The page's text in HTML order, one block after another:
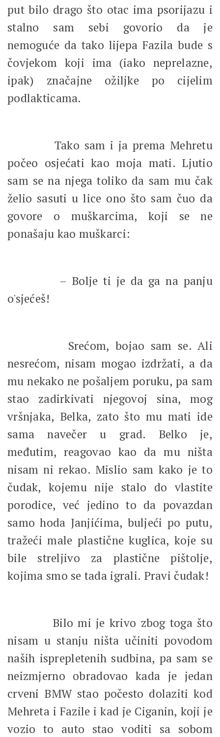
put bilo drago što otac ima psorijazu i
stalno sam sebi govorio da je
nemoguće da tako lijepa Fazila bude s
čovjekom koji ima (iako neprelazne,
ipak) značajne ožiljke po cijelim
podlakticama.
Tako sam i ja prema Mehretu
počeo osjećati kao moja mati. Ljutio
sam se na njega toliko da sam mu čak
želio sasuti u lice ono što sam čuo da
govore o muškarcima, koji se ne
ponašaju kao muškarci:
– Bolje ti je da ga na panju
o'sjećeš!
Srećom, bojao sam se. Ali
nesrećom, nisam mogao izdržati, a da
mu nekako ne pošaljem poruku, pa sam
stao zadirkivati njegovoj sina, mog
vršnjaka, Belka, zato što mu mati ide
sama navečer u grad. Belko je,
međutim, reagovao kao da mu ništa
nisam ni rekao. Mislio sam kako je to
čudak, kojemu nije stalo do vlastite
porodice, već jedino to da povazdan
samo hoda Janjićima, buljeći po putu,
tražeći male plastične kuglica, koje su
bile streljivo za plastične pištolje,
kojima smo se tada igrali. Pravi čudak!
Bilo mi je krivo zbog toga što
nisam u stanju ništa učiniti povodom
naših isprepletenih sudbina, pa sam se
neizmjerno obradovao kada je jedan
crveni BMW stao počesto dolaziti kod
Mehreta i Fazile i kad je Ciganin, koji je
vozio to auto stao voditi sa sobom